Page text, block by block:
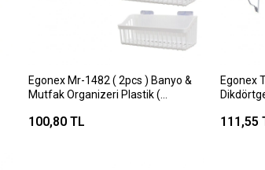
Egonex Mr-1482 ( 2pcs ) Banyo &
Mutfak Organizeri Plastik (
(7x10x26cm)*20=k
100,80 TL
Egonex
111,55